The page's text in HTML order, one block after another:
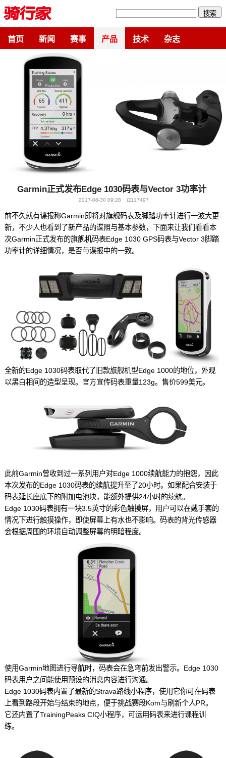
搜索
首页 新闻 赛事 产品 技术 杂志
Garmin正式发布Edge 1030码表与Vector 3功率计
2017-08-30 09:28 17497
前不久就有谍报称Garmin即将对旗舰码表及脚踏功率计进行一波大更
新，不少人也看到了新产品的谍照与基本参数，下面来让我们看看本
次Garmin正式发布的旗舰机码表Edge 1030 GPS码表与Vector 3脚踏
功率计的详细情况，是否与谍报中的一致。
全新的Edge 1030码表取代了旧款旗舰机型Edge 1000的地位，外观
以黑白相间的造型呈现。官方宣传码表重量123g。售价599美元。
此前Garmin曾收到过一系列用户对Edge 1000续航能力的抱怨，因此
本次发布的Edge 1030码表的续航提升至了20小时。如果配合安装于
码表延长座底下的附加电池块，能额外提供24小时的续航。
Edge 1030码表拥有一块3.5英寸的彩色触摸屏，用户可以在戴手套的
情况下进行触摸操作，即使屏幕上有水也不影响。码表的背光传感器
会根据周围的环境自动调整屏幕的明暗程度。
使用Garmin地图进行导航时，码表会在急弯前发出警示。Edge 1030
码表用户之间能使用预设的消息内容进行沟通。
Edge 1030码表内置了最新的Strava路线小程序，使用它你可在码表
上看到路段开始与结束的地点，便于挑战赛段Kom与刷新个人PR。
它还内置了TrainingPeaks CIQ小程序，可运用码表来进行课程训
练。